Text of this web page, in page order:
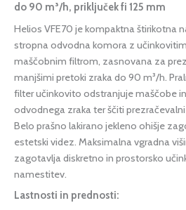
do 90 m³/h, priključek fi 125 mm
Helios VFE70 je kompaktna štirikotna
stropna odvodna komora z
maščobnim filtrom, zasnovana za
manjšimi pretoki zraka do 90 m³/h.
filter učinkovito odstranjuje maščobe
odvodnega zraka ter ščiti
Belo prašno lakirano jekleno ohišje
estetski videz. Maksimalna vgradna
zagotavlja diskretno in prostorsko
namestitev.
Lastnosti in prednosti: